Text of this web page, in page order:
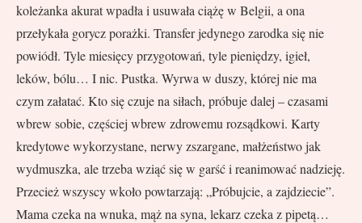
koleżanka akurat wpadła i usuwała ciążę w Belgii, a ona
przełykała gorycz porażki. Transfer jedynego zarodka się nie
powiódł. Tyle miesięcy przygotowań, tyle pieniędzy, igieł,
leków, bólu… I nic. Pustka. Wyrwa w duszy, której nie ma
czym załatać. Kto się czuje na siłach, próbuje dalej – czasami
wbrew sobie, częściej wbrew zdrowemu rozsądkowi. Karty
kredytowe wykorzystane, nerwy zszargane, małżeństwo jak
wydmuszka, ale trzeba wziąć się w garść i reanimować nadzieję.
Przecież wszyscy wkoło powtarzają: „Próbujcie, a zajdziecie”.
Mama czeka na wnuka, mąż na syna, lekarz czeka z pipetą…